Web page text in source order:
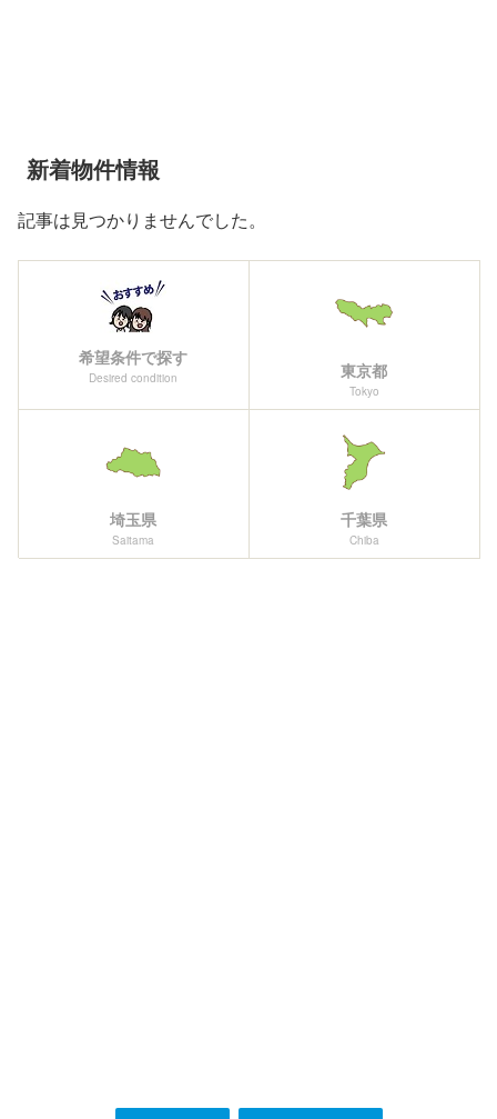
新着物件情報
記事は見つかりませんでした。
希望条件で探す
Desired condition 東京都
Tokyo
埼玉県
Saitama
千葉県
Chiba